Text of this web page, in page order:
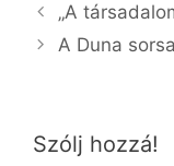
„A
A Duna sorsa
Szólj hozzá!